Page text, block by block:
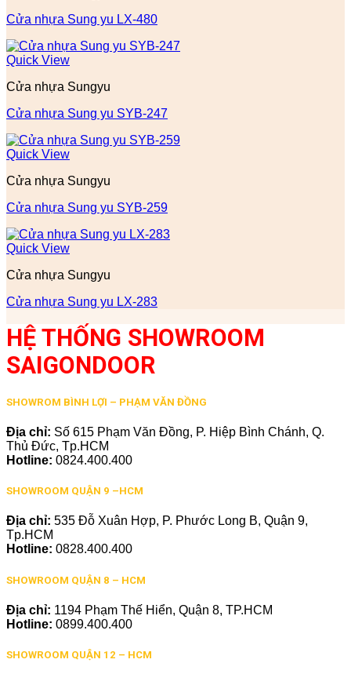
Cửa nhựa Sung yu LX-480
Quick View
Cửa nhựa Sungyu
Cửa nhựa Sung yu SYB-247
Quick View
Cửa nhựa Sungyu
Cửa nhựa Sung yu SYB-259
Quick View
Cửa nhựa Sungyu
Cửa nhựa Sung yu LX-283
HỆ THỐNG SHOWROOM
SAIGONDOOR
SHOWROM BÌNH LỢI – PHẠM VĂN ĐỒNG
Địa chỉ: Số 615 Phạm Văn Đồng, P. Hiệp Bình Chánh, Q.
Thủ Đức, Tp.HCM
Hotline: 0824.400.400
SHOWROOM QUẬN 9 –HCM
Địa chỉ: 535 Đỗ Xuân Hợp, P. Phước Long B, Quận 9,
Tp.HCM
Hotline: 0828.400.400
SHOWROOM QUẬN 8 – HCM
Địa chỉ: 1194 Phạm Thế Hiển, Quận 8, TP.HCM
Hotline: 0899.400.400
SHOWROOM QUẬN 12 – HCM